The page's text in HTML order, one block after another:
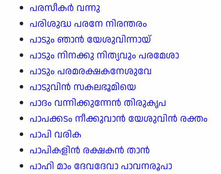
പരസീകർ വന്നു
പരിശുദ്ധ പരനേ നിരന്തരം
പാടും ഞാൻ യേശുവിന്നായ്
പാടും നിനക്കു നിത്യവും പരമേശാ
പാടും പരമരക്ഷകനേശുവേ
പാടുവിൻ സകലഭൂമിയെ
പാദം വന്നിക്കുന്നേൻ തിരുകൃപ
പാപക്കടം നീക്കുവാൻ യേശുവിൻ രക്തം
പാപി വരിക
പാപികളിൻ രക്ഷകൻ താൻ
പാഹി മാം ദേവദേവാ പാവനരൂപാ